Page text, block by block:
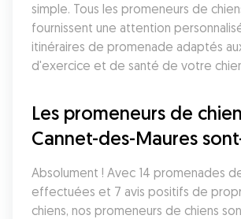
simple. Tous les promeneurs de
fournissent une attention
itinéraires de promenade adaptés
d'exercice et de santé de votre
Les promeneurs de
Cannet-des-Maures
Absolument ! Avec 14 promenades
effectuées et 7 avis positifs de
chiens, nos promeneurs de chiens